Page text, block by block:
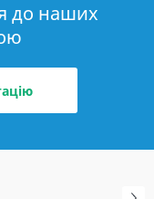
до наших